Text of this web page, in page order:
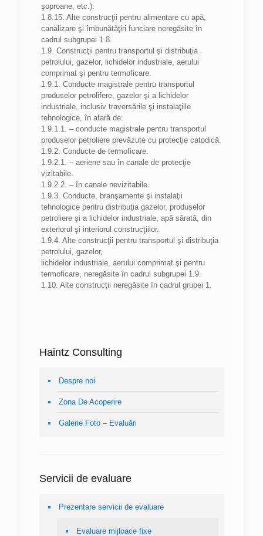
şoproane, etc.).
1.8.15. Alte construcţii pentru alimentare cu apă,
canalizare şi îmbunătăţiri funciare neregăsite în
cadrul subgrupei 1.8.
1.9. Construcţii pentru transportul şi distribuţia
petrolului, gazelor, lichidelor industriale, aerului
comprimat şi pentru termoficare.
1.9.1. Conducte magistrale pentru transportul
produselor petrolifere, gazelor şi a lichidelor
industriale, inclusiv traversările şi instalaţiile
tehnologice, în afară de:
1.9.1.1. – conducte magistrale pentru transportul
produselor petroliere prevăzute cu protecţie catodică.
1.9.2. Conducte de termoficare.
1.9.2.1. – aeriene sau în canale de protecţie
vizitabile.
1.9.2.2. – în canale nevizitabile.
1.9.3. Conducte, branşamente şi instalaţii
tehnologice pentru distribuţia gazelor, produselor
petroliere şi a lichidelor industriale, apă sărată, din
exteriorul şi interiorul construcţiilor.
1.9.4. Alte construcţii pentru transportul şi distribuţia
petrolului, gazelor,
lichidelor industriale, aerului comprimat şi pentru
termoficare, neregăsite în cadrul subgrupei 1.9.
1.10. Alte construcţii neregăsite în cadrul grupei 1.
Haintz Consulting
Despre noi
Zona De Acoperire
Galerie Foto – Evaluări
Servicii de evaluare
Prezentare servicii de evaluare
Evaluare mijloace fixe